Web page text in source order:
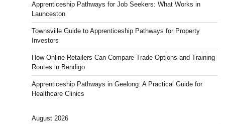
Apprenticeship Pathways for Job Seekers: What Works in
Launceston
Townsville Guide to Apprenticeship Pathways for Property
Investors
How Online Retailers Can Compare Trade Options and Training
Routes in Bendigo
Apprenticeship Pathways in Geelong: A Practical Guide for
Healthcare Clinics
August 2026